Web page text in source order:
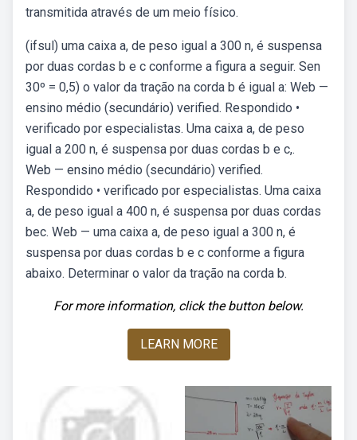
transmitida através de um meio físico.
(ifsul) uma caixa a, de peso igual a 300 n, é suspensa
por duas cordas b e c conforme a figura a seguir. Sen
30º = 0,5) o valor da tração na corda b é igual a: Web —
ensino médio (secundário) verified. Respondido •
verificado por especialistas. Uma caixa a, de peso
igual a 200 n, é suspensa por duas cordas b e c,.
Web — ensino médio (secundário) verified.
Respondido • verificado por especialistas. Uma caixa
a, de peso igual a 400 n, é suspensa por duas cordas
bec. Web — uma caixa a, de peso igual a 300 n, é
suspensa por duas cordas b e c conforme a figura
abaixo. Determinar o valor da tração na corda b.
For more information, click the button below.
LEARN MORE